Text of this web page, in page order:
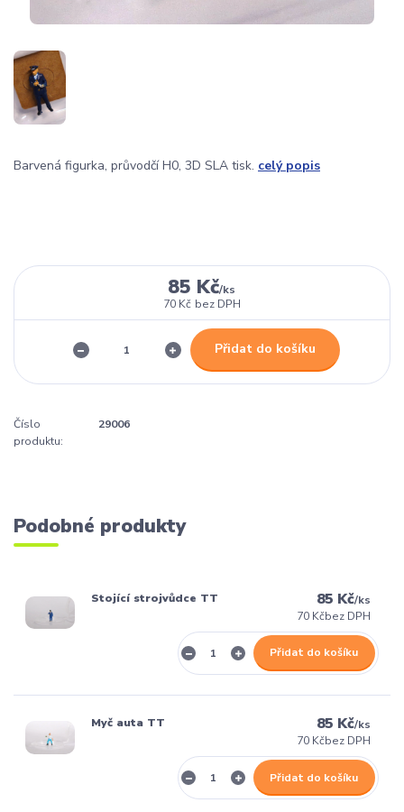
Barvená figurka, průvodčí H0, 3D SLA tisk. celý popis
85 Kč/ks
70 Kč bez DPH
Přidat do košíku
Číslo
produktu:
29006
Podobné produkty
Stojící strojvůdce TT 85 Kč/ks
70 Kčbez DPH
Přidat do košíku
Myč auta TT 85 Kč/ks
70 Kčbez DPH
Přidat do košíku